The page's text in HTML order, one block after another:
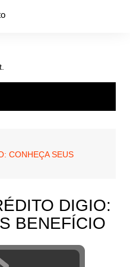
CONHEÇA SEUS
DIGIO:
BENEFÍCIO